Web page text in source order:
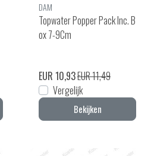
DAM
Topwater Popper Pack Inc. B
ox 7-9Cm
EUR 10,93EUR 11,49
Vergelijk
Bekijken